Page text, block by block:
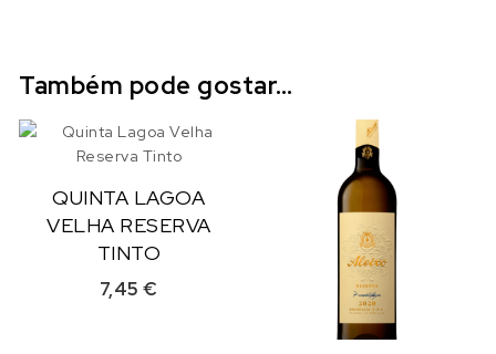
Também pode gostar…
QUINTA LAGOA
VELHA RESERVA
TINTO
7,45€